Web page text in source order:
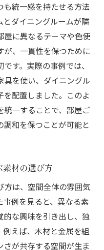
も統一感を持たせる方法
とダイニングルームが隣
屋に異なるテーマや色使
が、一貫性を保つために
す。実際の事例では、
具を使い、ダイニングル
配置しました。このよ
統一することで、部屋ご
和を保つことが可能と
材の選び方
方は、空間全体の雰囲気
例を見ると、異なる素
な興味を引き出し、独
えば、木材と金属を組
が共存する空間が生ま